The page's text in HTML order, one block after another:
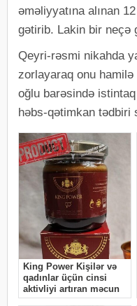
əməliyyatına alınan
gətirib. Lakin bir neçə
Qeyri-rəsmi nikahda
zorlayaraq onu
oğlu barəsində
həbs-qətimkan tədbiri